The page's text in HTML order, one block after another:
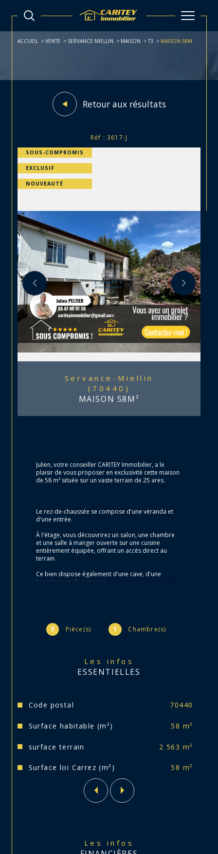
ACCUEIL VENTE SERVANCE MIELLIN MAISON T3 MAISON 58M
Retour aux résultats
Réf : 3617-J
SOUS-COMPROMIS
EXCLUSIF
NOUVEAUTÉ
Servance-Miellin
(70440)
MAISON 58M²
3 Pièce(s) 1 Chambre(s)
Les infos
ESSENTIELLES
Caractéristiques Valeurs
Code postal 70440
Surface habitable (m²) 58 m²
surface terrain 2 563 m²
Surface loi Carrez (m²) 58 m²
Julien, votre conseiller CARITEY Immobilier, a le
plaisir de vous proposer en exclusivité cette maison
de 58 m² située sur un vaste terrain de 25 ares.
Le rez-de-chaussée se compose d'une véranda et
d'une entrée.
À l'étage, vous découvrirez un salon, une chambre
et une salle à manger ouverte sur une cuisine
entièrement équipée, offrant un accès direct au
terrain.
Ce bien dispose également d'une cave, d'une
buanderie et d'un garage.
Les infos